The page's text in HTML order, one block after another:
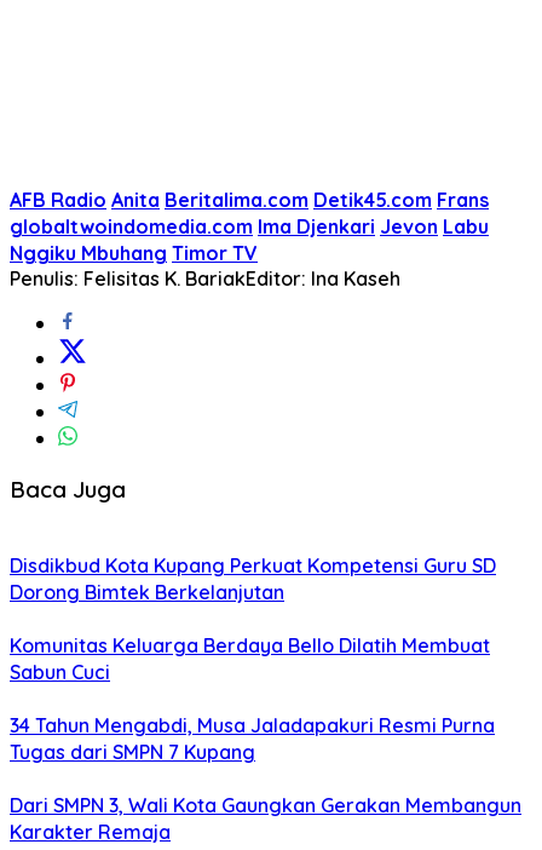
AFB Radio Anita Beritalima.com Detik45.com Frans
globaltwoindomedia.com Ima Djenkari Jevon Labu
Nggiku Mbuhang Timor TV
Penulis: Felisitas K. BariakEditor: Ina Kaseh
Baca Juga
Disdikbud Kota Kupang Perkuat Kompetensi Guru SD
Dorong Bimtek Berkelanjutan
Komunitas Keluarga Berdaya Bello Dilatih Membuat
Sabun Cuci
34 Tahun Mengabdi, Musa Jaladapakuri Resmi Purna
Tugas dari SMPN 7 Kupang
Dari SMPN 3, Wali Kota Gaungkan Gerakan Membangun
Karakter Remaja